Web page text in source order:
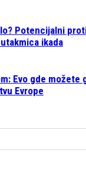
Potencijalni
ikada
Evo gde možete
Evrope